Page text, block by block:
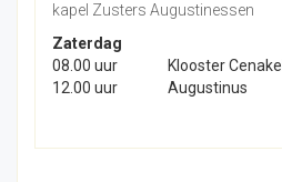
kapel Zusters Augustinessen
Zaterdag
08.00 uur
Klooster Cenakel
12.00 uur
Augustinus